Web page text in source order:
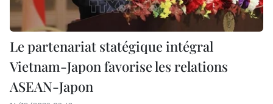
Le partenariat statégique intégral
Vietnam-Japon favorise les relations
ASEAN-Japon